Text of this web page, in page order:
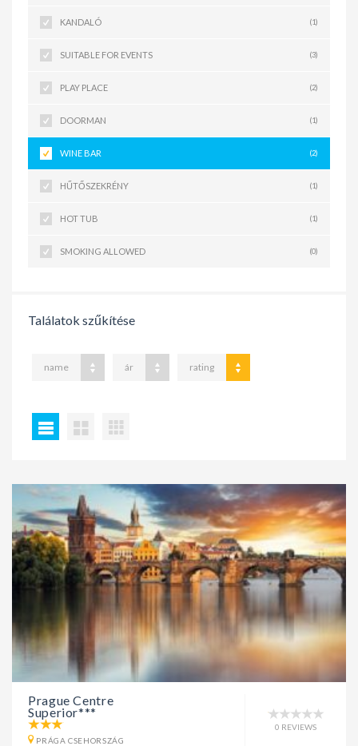
KANDALÓ (1)
SUITABLE FOR EVENTS (3)
PLAY PLACE (2)
DOORMAN (1)
WINE BAR (2)
HŰTŐSZEKRÉNY (1)
HOT TUB (1)
SMOKING ALLOWED (0)
Találatok szűkítése
name ár rating
Prague Centre
Superior***
PRÁGA CSEHORSZÁG
0 REVIEWS